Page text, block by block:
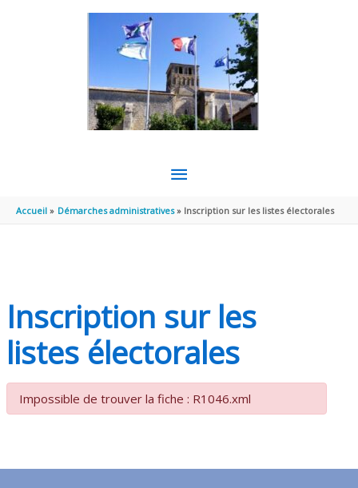
MENU
PRINCIPAL
Accueil Démarches administratives Inscription sur les listes électorales
Inscription sur les
listes électorales
Impossible de trouver la fiche : R1046.xml